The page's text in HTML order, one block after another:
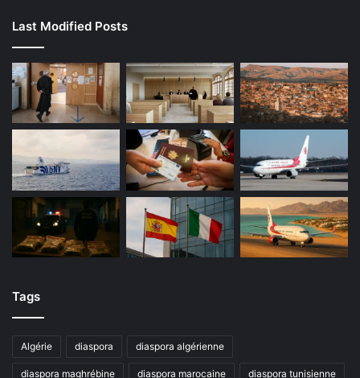
Last Modified Posts
Tags
Algérie diaspora diaspora algérienne
diaspora maghrébine diaspora marocaine diaspora tunisienne